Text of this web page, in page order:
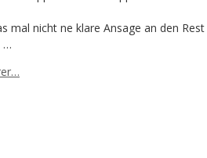
mal nicht ne klare Ansage an den
…